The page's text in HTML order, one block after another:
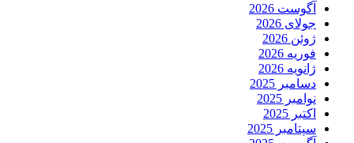
آگوست 2026
جولای 2026
ژوئن 2026
فوریه 2026
ژانویه 2026
دسامبر 2025
نوامبر 2025
اکتبر 2025
سپتامبر 2025